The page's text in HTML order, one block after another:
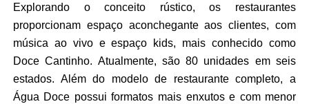
Explorando o conceito rústico, os restaurantes
proporcionam espaço aconchegante aos clientes, com
música ao vivo e espaço kids, mais conhecido como
Doce Cantinho. Atualmente, são 80 unidades em seis
estados. Além do modelo de restaurante completo, a
Água Doce possui formatos mais enxutos e com menor